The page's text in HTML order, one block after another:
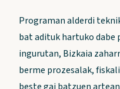
Programan alderdi
bat adituk hartuko dabe
ingurutan, Bizkaia
berme prozesalak,